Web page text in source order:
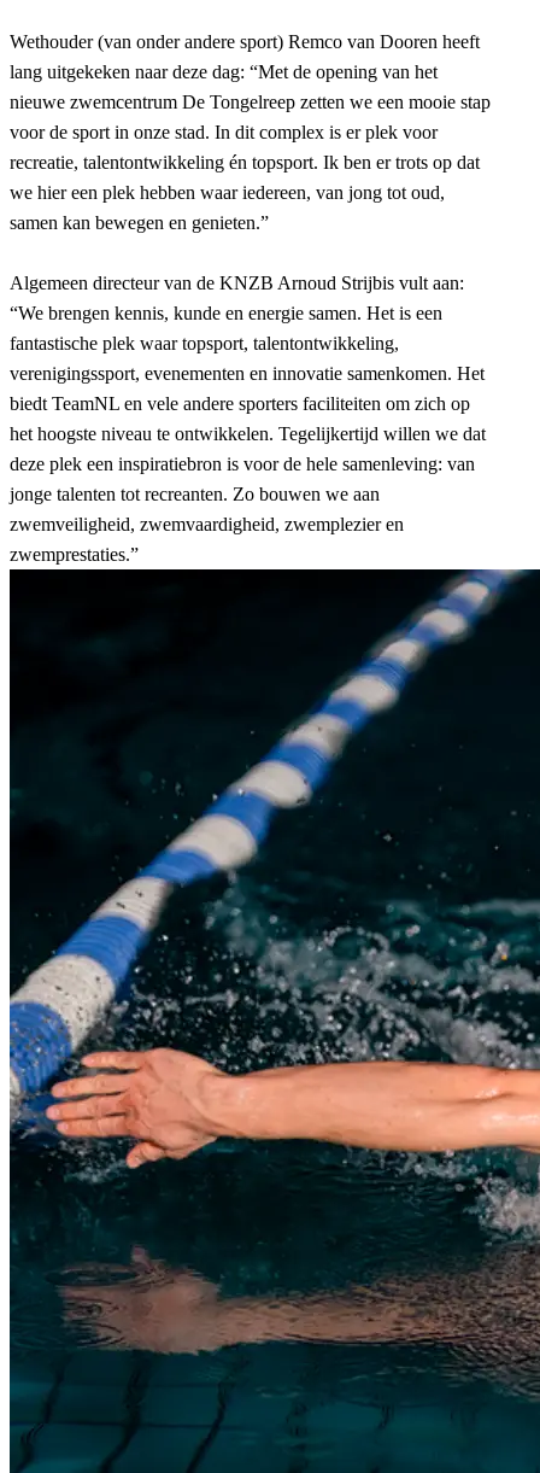
Wethouder (van onder andere sport) Remco van Dooren heeft
lang uitgekeken naar deze dag: “Met de opening van het
nieuwe zwemcentrum De Tongelreep zetten we een mooie stap
voor de sport in onze stad. In dit complex is er plek voor
recreatie, talentontwikkeling én topsport. Ik ben er trots op dat
we hier een plek hebben waar iedereen, van jong tot oud,
samen kan bewegen en genieten.”
Algemeen directeur van de KNZB Arnoud Strijbis vult aan:
“We brengen kennis, kunde en energie samen. Het is een
fantastische plek waar topsport, talentontwikkeling,
verenigingssport, evenementen en innovatie samenkomen. Het
biedt TeamNL en vele andere sporters faciliteiten om zich op
het hoogste niveau te ontwikkelen. Tegelijkertijd willen we dat
deze plek een inspiratiebron is voor de hele samenleving: van
jonge talenten tot recreanten. Zo bouwen we aan
zwemveiligheid, zwemvaardigheid, zwemplezier en
zwemprestaties.”